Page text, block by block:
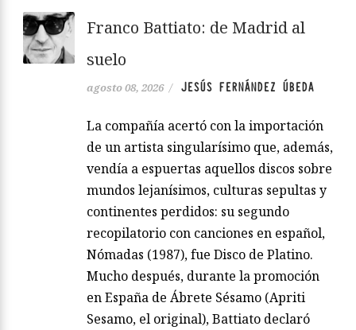
Franco Battiato: de Madrid al
suelo
agosto 08, 2026 / JESÚS FERNÁNDEZ ÚBEDA
La compañía acertó con la importación
de un artista singularísimo que, además,
vendía a espuertas aquellos discos sobre
mundos lejanísimos, culturas sepultas y
continentes perdidos: su segundo
recopilatorio con canciones en español,
Nómadas (1987), fue Disco de Platino.
Mucho después, durante la promoción
en España de Ábrete Sésamo (Apriti
Sesamo, el original), Battiato declaró